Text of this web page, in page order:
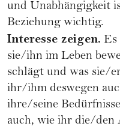
und Unabhängigkeit
Beziehung wichtig.
Interesse zeigen. Es
sie/ihn im Leben
schlägt und was sie/
ihr/ihm deswegen
ihre/seine
auch, wie ihr die/den